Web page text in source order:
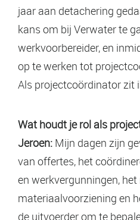
jaar aan detachering
kans om bij Verwater te
werkvoorbereider, en
op te werken tot
Als projectcoördinator zit
Wat houdt je rol als
Jeroen: Mijn dagen zijn
van offertes, het
en werkvergunningen, het
materiaalvoorziening en
de uitvoerder om te